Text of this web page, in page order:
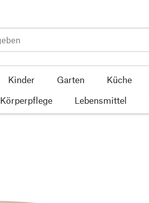
Kinder Garten Küche
Körperpflege Lebensmittel